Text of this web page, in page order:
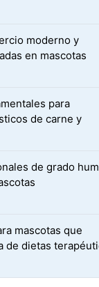
moderno y
en mascotas
para
de carne y
de grado
mascotas que
de dietas